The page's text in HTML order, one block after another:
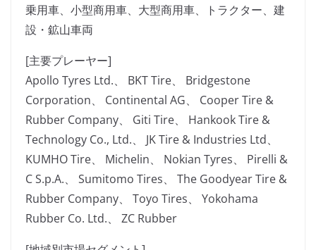
乗用車、小型商用車、大型商用車、トラクター、建
設・鉱山車両
[主要プレーヤー]
Apollo Tyres Ltd.、 BKT Tire、 Bridgestone
Corporation、 Continental AG、 Cooper Tire &
Rubber Company、 Giti Tire、 Hankook Tire &
Technology Co., Ltd.、 JK Tire & Industries Ltd、
KUMHO Tire、 Michelin、 Nokian Tyres、 Pirelli &
C S.p.A.、 Sumitomo Tires、 The Goodyear Tire &
Rubber Company、 Toyo Tires、 Yokohama
Rubber Co. Ltd.、 ZC Rubber